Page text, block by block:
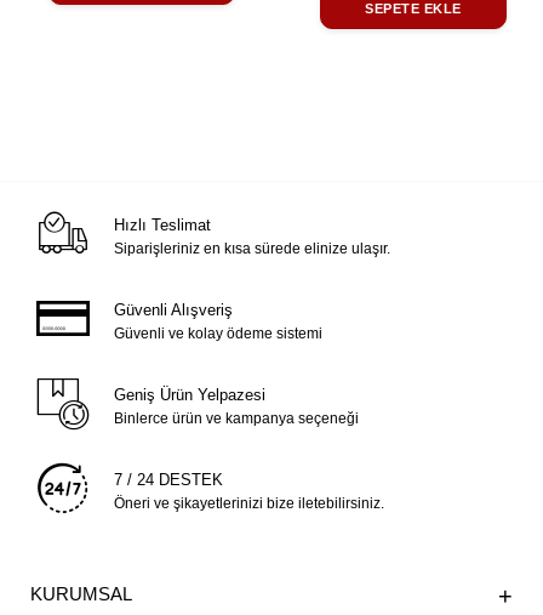
SEPETE EKLE
Hızlı Teslimat
Siparişleriniz en kısa sürede elinize ulaşır.
Güvenli Alışveriş
Güvenli ve kolay ödeme sistemi
Geniş Ürün Yelpazesi
Binlerce ürün ve kampanya seçeneği
7 / 24 DESTEK
Öneri ve şikayetlerinizi bize iletebilirsiniz.
KURUMSAL